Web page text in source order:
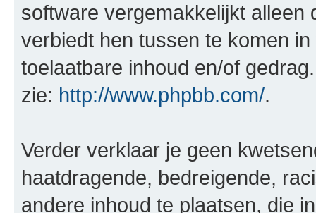
software vergemakkelijkt alleen
verbiedt hen tussen te komen
toelaatbare inhoud en/of
zie: http://www.phpbb.com/.
Verder verklaar je geen
haatdragende, bedreigende,
andere inhoud te plaatsen, die